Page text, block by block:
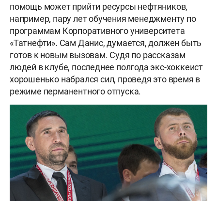
помощь может прийти ресурсы нефтяников,
например, пару лет обучения менеджменту по
программам Корпоративного университета
«Татнефти». Сам Данис, думается, должен быть
готов к новым вызовам. Судя по рассказам
людей в клубе, последнее полгода экс-хоккеист
хорошенько набрался сил, проведя это время в
режиме перманентного отпуска.